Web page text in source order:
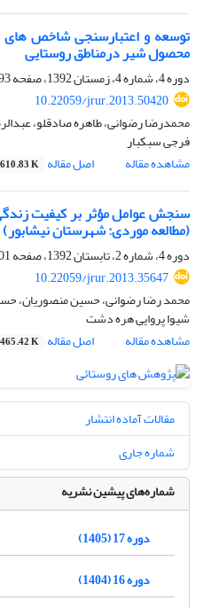
توسعه و اعتبارسنجی شاخص های
محصول شیر درمناطق روستایی
دوره 4، شماره 4، زمستان 1392، صفحه
10.22059/jrur.2013.50420
محمدرضا رضوانی، طاهره صادقلو،
فرجی سبکبار
مشاهده مقاله
اصل مقاله 610.83 K
سنجش عوامل مؤثر بر کیفیت
(مطالعه موردی: شهرستان نیشابور)
دوره 4، شماره 2، تابستان 1392، صفحه
10.22059/jrur.2013.35647
محمد رضا رضوانی، حسین منصوریان،
شیوا پروایی هره دشت
مشاهده مقاله
اصل مقاله 465.42 K
مقالات آماده انتشار
شماره جاری
شماره‌های پیشین نشریه
دوره 17 (1405)
دوره 16 (1404)